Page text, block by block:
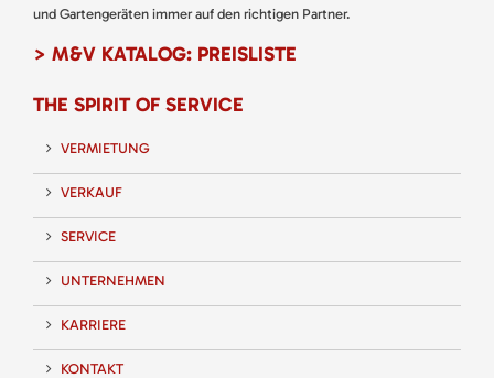
und Gartengeräten immer auf den richtigen Partner.
> M&V KATALOG: PREISLISTE
THE SPIRIT OF SERVICE
VERMIETUNG
VERKAUF
SERVICE
UNTERNEHMEN
KARRIERE
KONTAKT